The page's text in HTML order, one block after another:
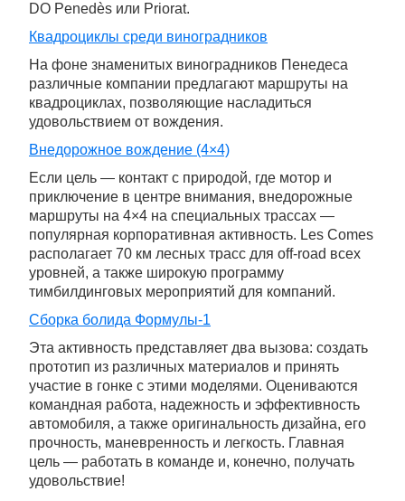
DO Penedès или Priorat.
Квадроциклы среди виноградников
На фоне знаменитых виноградников Пенедеса
различные компании предлагают маршруты на
квадроциклах, позволяющие насладиться
удовольствием от вождения.
Внедорожное вождение (4×4)
Если цель — контакт с природой, где мотор и
приключение в центре внимания, внедорожные
маршруты на 4×4 на специальных трассах —
популярная корпоративная активность. Les Comes
располагает 70 км лесных трасс для off-road всех
уровней, а также широкую программу
тимбилдинговых мероприятий для компаний.
Сборка болида Формулы-1
Эта активность представляет два вызова: создать
прототип из различных материалов и принять
участие в гонке с этими моделями. Оцениваются
командная работа, надежность и эффективность
автомобиля, а также оригинальность дизайна, его
прочность, маневренность и легкость. Главная
цель — работать в команде и, конечно, получать
удовольствие!